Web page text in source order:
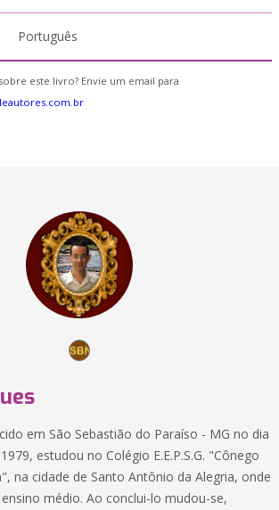
Português
este livro? Envie um email para
em São Sebastião do Paraíso - MG no dia
estudou no Colégio E.E.P.S.G. "Cônego
na cidade de Santo Antônio da Alegria, onde
médio. Ao conclui-lo mudou-se,